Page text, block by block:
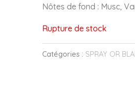
Nôtes de fond : Musc,
Rupture de stock
Catégories : SPRAY OR